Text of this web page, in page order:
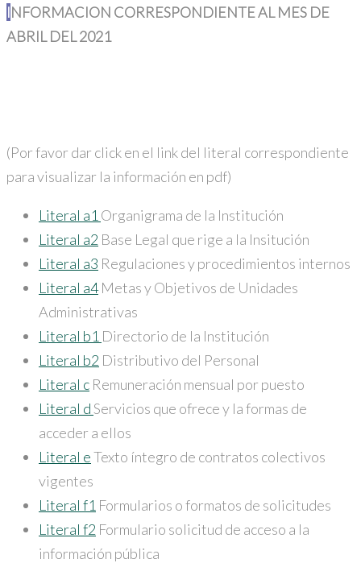
INFORMACION CORRESPONDIENTE AL MES DE
ABRIL DEL 2021
(Por favor dar click en el link del literal correspondiente
para visualizar la información en pdf)
Literal a1 Organigrama de la Institución
Literal a2 Base Legal que rige a la Insitución
Literal a3 Regulaciones y procedimientos internos
Literal a4Metas y Objetivos de Unidades
Administrativas
Literal b1 Directorio de la Institución
Literal b2 Distributivo del Personal
Literal c Remuneración mensual por puesto
Literal dServicios que ofrece y la formas de
acceder a ellos
Literal eTexto íntegro de contratos colectivos
vigentes
Literal f1 Formularios o formatos de solicitudes
Literal f2 Formulario solicitud de acceso a la
información pública